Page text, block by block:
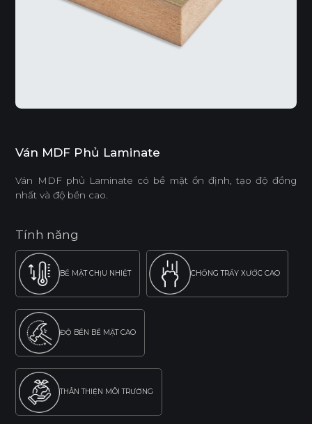
Ván MDF Phủ Laminate
Ván MDF phủ Laminate có bề mặt ổn định, tạo độ đồng
nhất và độ bền cao.
Tính năng
BỀ MẶT CHỊU NHIỆT CHỐNG TRẦY XƯỚC CAO
ĐỘ BỀN BỀ MẶT CAO
THÂN THIỆN MÔI TRƯỜNG